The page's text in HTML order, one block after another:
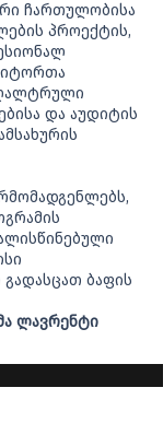
ჩართულობისა
პროექტის,
და აუდიტის
ბაფის
ლავრენტი